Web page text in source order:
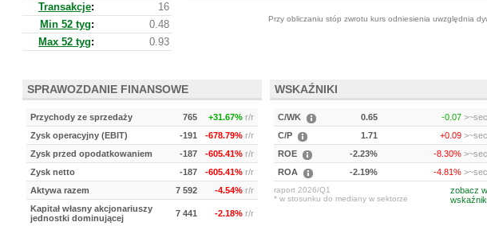
Transakcje:
16
Min 52 tyg:
0.48
Max 52 tyg: 0.93
Przy obliczaniu stóp zwrotu kurs odniesienia uwzględnia
SPRAWOZDANIE FINANSOWE
Przychody ze sprzedaży 765 +31.67% r/r
Zysk operacyjny (EBIT)
-191 -678.79% r/r
Zysk przed opodatkowaniem
-187 -605.41% r/r
Zysk netto
-187 -605.41% r/r
Aktywa razem
7 592 -4.54% r/r
Kapitał własny akcjonariuszy
jednostki dominującej
7 441 -2.18% r/r
WSKAŹNIKI
C/WK 0.65 -0.07
C/P
1.71 +0.09
ROE
-2.23% -8.30%
ROA
-2.19% -4.81%
raport 2026/Q1
* w stosunku do mediany w sektorze
zobacz